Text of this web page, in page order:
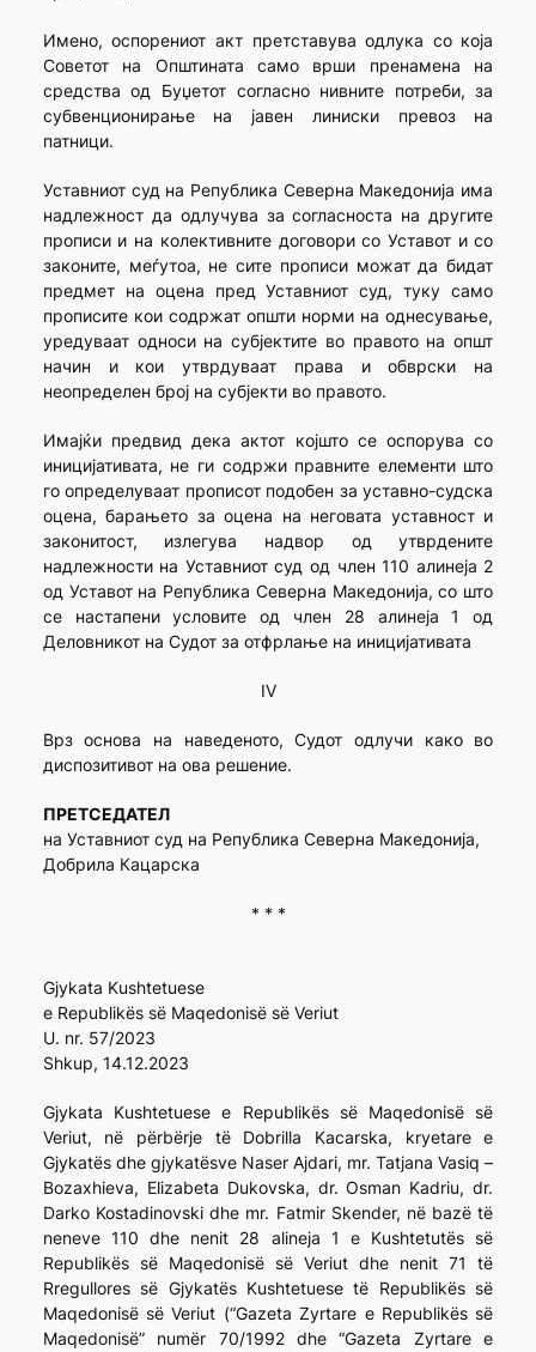
Имено, оспорениот акт претставува одлука со која
Советот на Општината само врши пренамена на
средства од Буџетот согласно нивните потреби, за
субвенционирање на јавен линиски превоз на
патници.
Уставниот суд на Република Северна Македонија има
надлежност да одлучува за согласноста на другите
прописи и на колективните договори со Уставот и со
законите, меѓутоа, не сите прописи можат да бидат
предмет на оцена пред Уставниот суд, туку само
прописите кои содржат општи норми на однесување,
уредуваат односи на субјектите во правото на општ
начин и кои утврдуваат права и обврски на
неопределен број на субјекти во правото.
Имајќи предвид дека актот којшто се оспорува со
иницијативата, не ги содржи правните елементи што
го определуваат прописот подобен за уставно-судска
оцена, барањето за оцена на неговата уставност и
законитост, излегува надвор од утврдените
надлежности на Уставниот суд од член 110 алинеја 2
од Уставот на Република Северна Македонија, со што
се настапени условите од член 28 алинеја 1 од
Деловникот на Судот за отфрлање на иницијативата
IV
Врз основа на наведеното, Судот одлучи како во
диспозитивот на ова решение.
ПРЕТСЕДАТЕЛ
на Уставниот суд на Република Северна Македонија,
Добрила Кацарска
* * *
Gjykata Kushtetuese
e Republikës së Maqedonisë së Veriut
U. nr. 57/2023
Shkup, 14.12.2023
Gjykata Kushtetuese e Republikës së Maqedonisë së
Veriut, në përbërje të Dobrilla Kacarska, kryetare e
Gjykatës dhe gjykatësve Naser Ajdari, mr. Tatjana Vasiq –
Bozaxhieva, Elizabeta Dukovska, dr. Osman Kadriu, dr.
Darko Kostadinovski dhe mr. Fatmir Skender, në bazë të
neneve 110 dhe nenit 28 alineja 1 e Kushtetutës së
Republikës së Maqedonisë së Veriut dhe nenit 71 të
Rregullores së Gjykatës Kushtetuese të Republikës së
Maqedonisë së Veriut (“Gazeta Zyrtare e Republikës së
Maqedonisë” numër 70/1992 dhe “Gazeta Zyrtare e